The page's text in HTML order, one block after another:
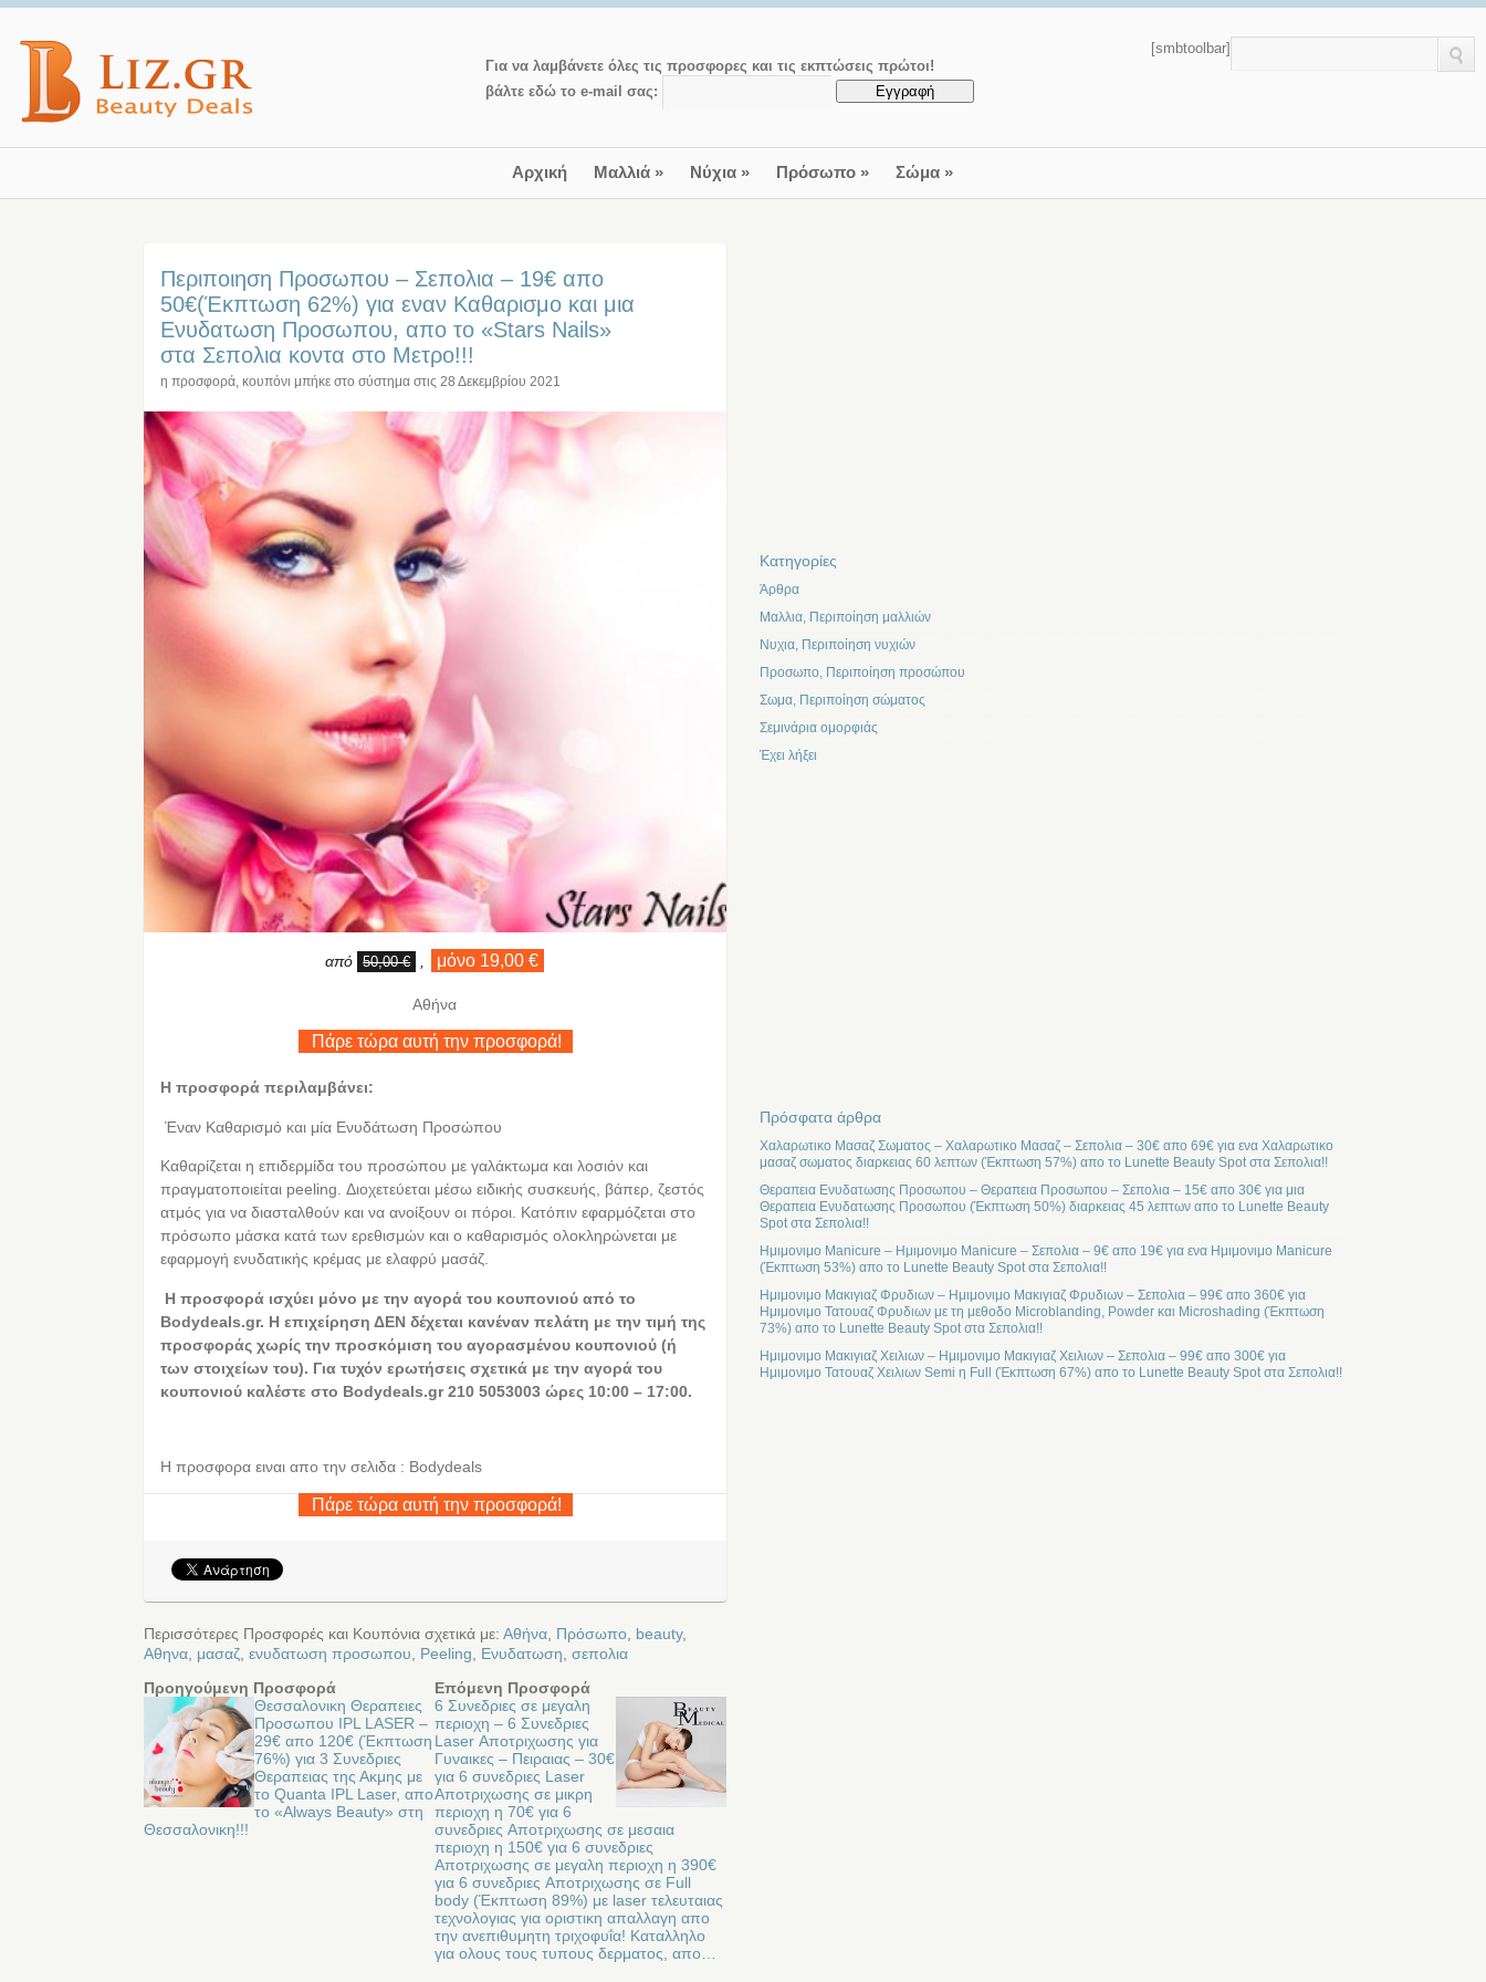
Για να λαμβάνετε όλες τις προσφορες και τις εκπτώσεις πρώτοι!
βάλτε εδώ το e-mail σας:
[smbtoolbar]
Αρχική Μαλλιά» Νύχια» Πρόσωπο» Σώμα»
Περιποιηση Προσωπου – Σεπολια – 19€ απο
50€(Έκπτωση 62%) για εναν Καθαρισμο και μια
Ενυδατωση Προσωπου, απο το «Stars Nails»
στα Σεπολια κοντα στο Μετρο!!!
η προσφορά, κουπόνι μπήκε στο σύστημα στις28 Δεκεμβρίου 2021
από 50,00 € , μόνο 19,00 €
Αθήνα
Πάρε τώρα αυτή την προσφορά!
Η προσφορά περιλαμβάνει:
Έναν Καθαρισμό και μία Ενυδάτωση Προσώπου
Καθαρίζεται η επιδερμίδα του προσώπου με γαλάκτωμα και λοσιόν και
πραγματοποιείται peeling. Διοχετεύεται μέσω ειδικής συσκευής, βάπερ, ζεστός
ατμός για να διασταλθούν και να ανοίξουν οι πόροι. Κατόπιν εφαρμόζεται στο
πρόσωπο μάσκα κατά των ερεθισμών και ο καθαρισμός ολοκληρώνεται με
εφαρμογή ενυδατικής κρέμας με ελαφρύ μασάζ.
Ηπροσφορά ισχύει μόνο με την αγορά του κουπονιού από το
Bodydeals.gr. Η επιχείρηση ΔΕΝ δέχεται κανέναν πελάτη με την τιμή της
προσφοράς χωρίς την προσκόμιση του αγορασμένου κουπονιού (ή
των στοιχείων του). Για τυχόν ερωτήσεις σχετικά με την αγορά του
κουπονιού καλέστε στο Bodydeals.gr 210 5053003 ώρες 10:00 – 17:00.
Η προσφορα ειναι απο την σελιδα : Bodydeals
Πάρε τώρα αυτή την προσφορά!
Περισσότερες Προσφορές και Κουπόνια σχετικά με: Αθήνα, Πρόσωπο, beauty,
Αθηνα, μασαζ, ενυδατωση προσωπου Peeling Ενυδατωση σεπολια
Προηγούμενη Προσφορά
Θεσσαλονικη Θεραπειες
Προσωπου IPL LASER –
29€ απο 120€ (Έκπτωση
76%) για 3 Συνεδριες
Θεραπειας της Ακμης με
το Quanta IPL Laser, απο
το «Always Beauty» στη
Θεσσαλονικη!!!
Επόμενη Προσφορά
6 Συνεδριες σε μεγαλη
περιοχη – 6 Συνεδριες
Laser Αποτριχωσης για
Γυναικες – Πειραιας – 30€
για 6 συνεδριες Laser
Aποτριχωσης σε μικρη
περιοχη η 70€ για 6
συνεδριες Aποτριχωσης σε μεσαια
περιοχη η 150€ για 6 συνεδριες
Aποτριχωσης σε μεγαλη περιοχη η 390€
για 6 συνεδριες Aποτριχωσης σε Full
body (Έκπτωση 89%) με laser τελευταιας
τεχνολογιας για οριστικη απαλλαγη απο
την ανεπιθυμητη τριχοφυΐα! Καταλληλο
για ολους τους τυπους δερματος, απο…
Kατηγορίες
Άρθρα
Μαλλια, Περιποίηση μαλλιών
Νυχια, Περιποίηση νυχιών
Προσωπο, Περιποίηση προσώπου
Σωμα, Περιποίηση σώματος
Σεμινάρια ομορφιάς
Έχει λήξει
Πρόσφατα άρθρα
Χαλαρωτικο Μασαζ Σωματος – Χαλαρωτικο Μασαζ – Σεπολια – 30€ απο 69€ για ενα Χαλαρωτικο
μασαζ σωματος διαρκειας 60 λεπτων (Έκπτωση 57%) απο το Lunette Beauty Spot στα Σεπολια!!
Θεραπεια Ενυδατωσης Προσωπου – Θεραπεια Προσωπου – Σεπολια – 15€ απο 30€ για μια
Θεραπεια Ενυδατωσης Προσωπου (Έκπτωση 50%) διαρκειας 45 λεπτων απο το Lunette Beauty
Spot στα Σεπολια!!
Ημιμονιμο Manicure – Ημιμονιμο Manicure – Σεπολια – 9€ απο 19€ για ενα Ημιμονιμο Manicure
(Έκπτωση 53%) απο το Lunette Beauty Spot στα Σεπολια!!
Ημιμονιμο Μακιγιαζ Φρυδιων – Ημιμονιμο Μακιγιαζ Φρυδιων – Σεπολια – 99€ απο 360€ για
Ημιμονιμο Τατουαζ Φρυδιων με τη μεθοδο Microblanding, Powder και Microshading (Έκπτωση
73%) απο το Lunette Beauty Spot στα Σεπολια!!
Ημιμονιμο Μακιγιαζ Χειλιων – Ημιμονιμο Μακιγιαζ Χειλιων – Σεπολια – 99€ απο 300€ για
Ημιμονιμο Τατουαζ Χειλιων Semi η Full (Έκπτωση 67%) απο το Lunette Beauty Spot στα Σεπολια!!